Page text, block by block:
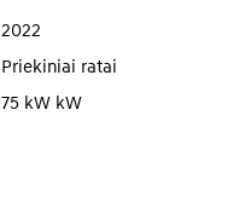
2022
Priekiniai ratai
75 kW kW